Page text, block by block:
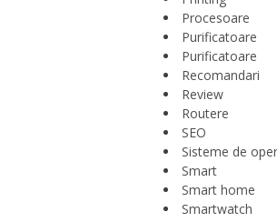
Procesoare
Purificatoare
Purificatoare
Recomandari
Review
Routere
SEO
Sisteme de
Smart
Smart home
Smartwatch